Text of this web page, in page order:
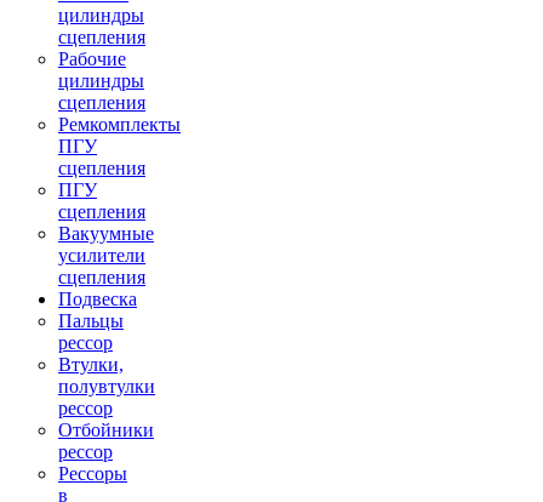
цилиндры
сцепления
Рабочие
цилиндры
сцепления
Ремкомплекты
ПГУ
сцепления
ПГУ
сцепления
Вакуумные
усилители
сцепления
Подвеска
Пальцы
рессор
Втулки,
полувтулки
рессор
Отбойники
рессор
Рессоры
в